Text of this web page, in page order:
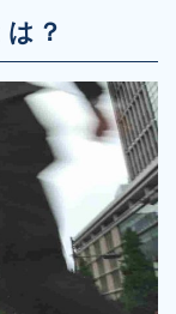
？